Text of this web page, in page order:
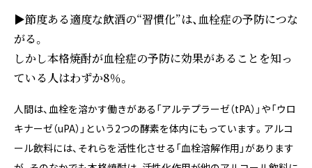
▶節度ある適度な飲酒の“習慣化”は、血栓症の予防につな
がる。
しかし本格焼酎が血栓症の予防に効果があることを知っ
ている人はわずか8％。
人間は、血栓を溶かす働きがある「アルテプラーゼ（tPA）」や「ウロ
キナーゼ（uPA）」という2つの酵素を体内にもっています。アルコ
ール飲料には、それらを活性化させる「血栓溶解作用」があります